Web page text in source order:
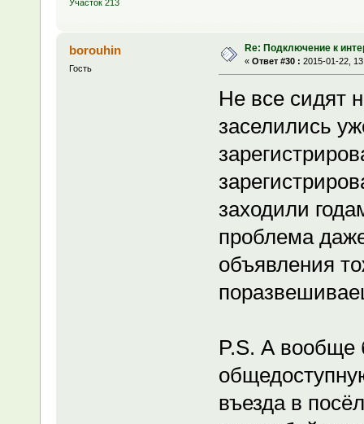
Участок 213
borouhin
Гость
Re: Подключение к
« Ответ #30 : 2015-01-22,
Не все сидят
заселились
заходили
проблема
объявления
P.S. А вообще
въезда в